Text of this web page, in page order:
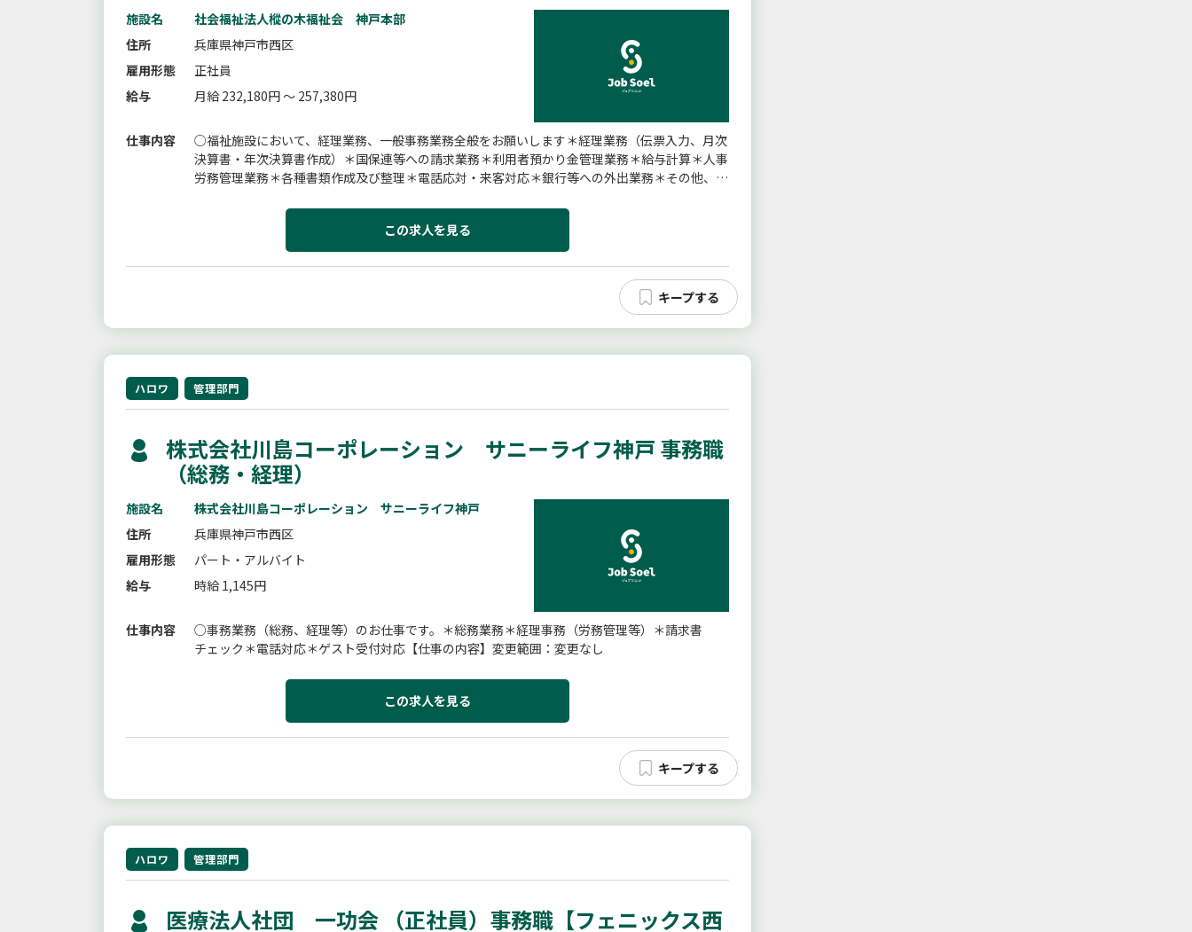
施設名
社会福祉法人樅の木福祉会 神戸本部
住所
兵庫県神戸市西区
雇用形態
正社員
給与
月給 232,180円 ～ 257,380円
仕事内容
○福祉施設において、経理業務、一般事務業務全般をお願いします＊経理業務（伝票入力、月次
決算書・年次決算書作成）＊国保連等への請求業務＊利用者預かり金管理業務＊給与計算＊人事
労務管理業務＊各種書類作成及び整理＊電話応対・来客対応＊銀行等への外出業務＊その他、付
この求人を見る
ハロワ 管理部門
株式会社川島コーポレーション サニーライフ神戸 事務職
（総務・経理）
施設名
株式会社川島コーポレーション サニーライフ神戸
住所
兵庫県神戸市西区
雇用形態
パート・アルバイト
給与
時給 1,145円
仕事内容
○事務業務（総務、経理等）のお仕事です。＊総務業務＊経理事務（労務管理等）＊請求書
チェック＊電話対応＊ゲスト受付対応【仕事の内容】変更範囲：変更なし
この求人を見る
ハロワ 管理部門
医療法人社団 一功会 （正社員）事務職【フェニックス西